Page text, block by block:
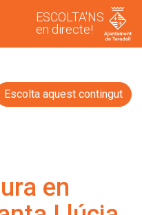
ESCOLTA'NS
en directe!
Escolta aquest contingut
en